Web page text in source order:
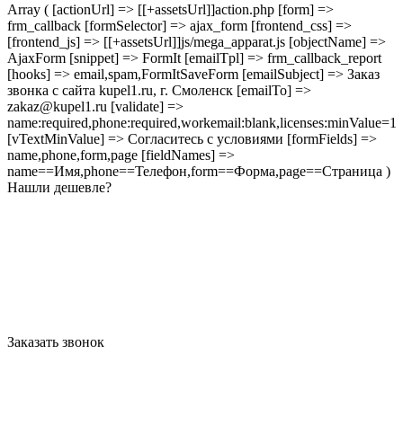
Array ( [actionUrl] => [[+assetsUrl]]action.php [form] =>
frm_callback [formSelector] => ajax_form [frontend_css] =>
[frontend_js] => [[+assetsUrl]]js/mega_apparat.js [objectName] =>
AjaxForm [snippet] => FormIt [emailTpl] => frm_callback_report
[hooks] => email,spam,FormItSaveForm [emailSubject] => Заказ
звонка с сайта kupel1.ru, г. Смоленск [emailTo] =>
zakaz@kupel1.ru [validate] =>
name:required,phone:required,workemail:blank,licenses:minValue=1
[vTextMinValue] => Согласитесь с условиями [formFields] =>
name,phone,form,page [fieldNames] =>
name==Имя,phone==Телефон,form==Форма,page==Страница )
Нашли дешевле?
Заказать звонок